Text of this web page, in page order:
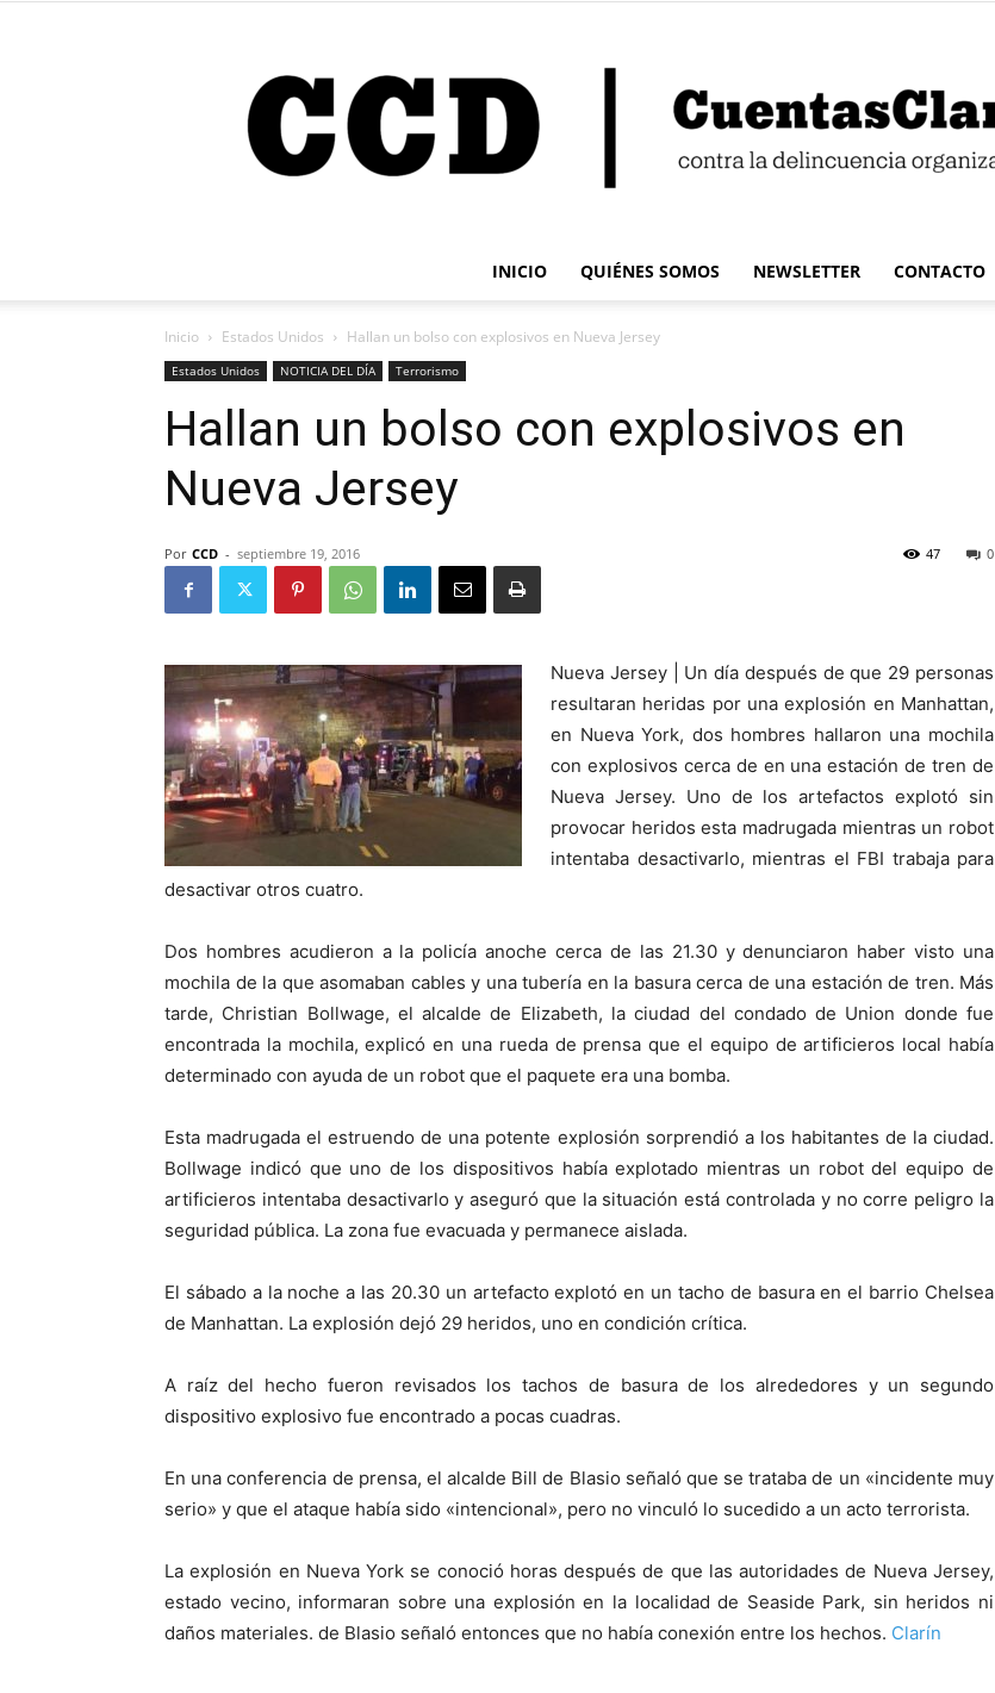
INICIO QUIÉNES SOMOS NEWSLETTER CONTACTO
Inicio Estados Unidos Hallan un bolso con explosivos en Nueva Jersey
Estados Unidos NOTICIA DEL DÍA Terrorismo
Hallan un bolso con explosivos en
Nueva Jersey
Por CCD - septiembre 19, 2016 0
47
Nueva Jersey | Un día después de que 29 personas
resultaran heridas por una explosión en Manhattan,
en Nueva York, dos hombres hallaron una mochila
con explosivos cerca de en una estación de tren de
Nueva Jersey. Uno de los artefactos explotó sin
provocar heridos esta madrugada mientras un robot
intentaba desactivarlo, mientras el FBI trabaja para
desactivar otros cuatro.
Dos hombres acudieron a la policía anoche cerca de las 21.30 y denunciaron haber visto una
mochila de la que asomaban cables y una tubería en la basura cerca de una estación de tren. Más
tarde, Christian Bollwage, el alcalde de Elizabeth, la ciudad del condado de Union donde fue
encontrada la mochila, explicó en una rueda de prensa que el equipo de artificieros local había
determinado con ayuda de un robot que el paquete era una bomba.
Esta madrugada el estruendo de una potente explosión sorprendió a los habitantes de la ciudad.
Bollwage indicó que uno de los dispositivos había explotado mientras un robot del equipo de
artificieros intentaba desactivarlo y aseguró que la situación está controlada y no corre peligro la
seguridad pública. La zona fue evacuada y permanece aislada.
El sábado a la noche a las 20.30 un artefacto explotó en un tacho de basura en el barrio Chelsea
de Manhattan. La explosión dejó 29 heridos, uno en condición crítica.
A raíz del hecho fueron revisados los tachos de basura de los alrededores y un segundo
dispositivo explosivo fue encontrado a pocas cuadras.
En una conferencia de prensa, el alcalde Bill de Blasio señaló que se trataba de un «incidente muy
serio» y que el ataque había sido «intencional», pero no vinculó lo sucedido a un acto terrorista.
La explosión en Nueva York se conoció horas después de que las autoridades de Nueva Jersey,
estado vecino, informaran sobre una explosión en la localidad de Seaside Park, sin heridos ni
daños materiales. de Blasio señaló entonces que no había conexión entre los hechos. Clarín